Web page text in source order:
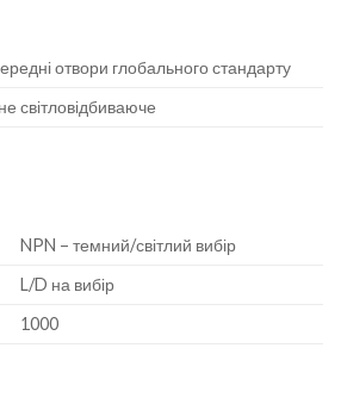
отвори глобального стандарту
світловідбиваюче
NPN – темний/світлий вибір
L/D на вибір
1000